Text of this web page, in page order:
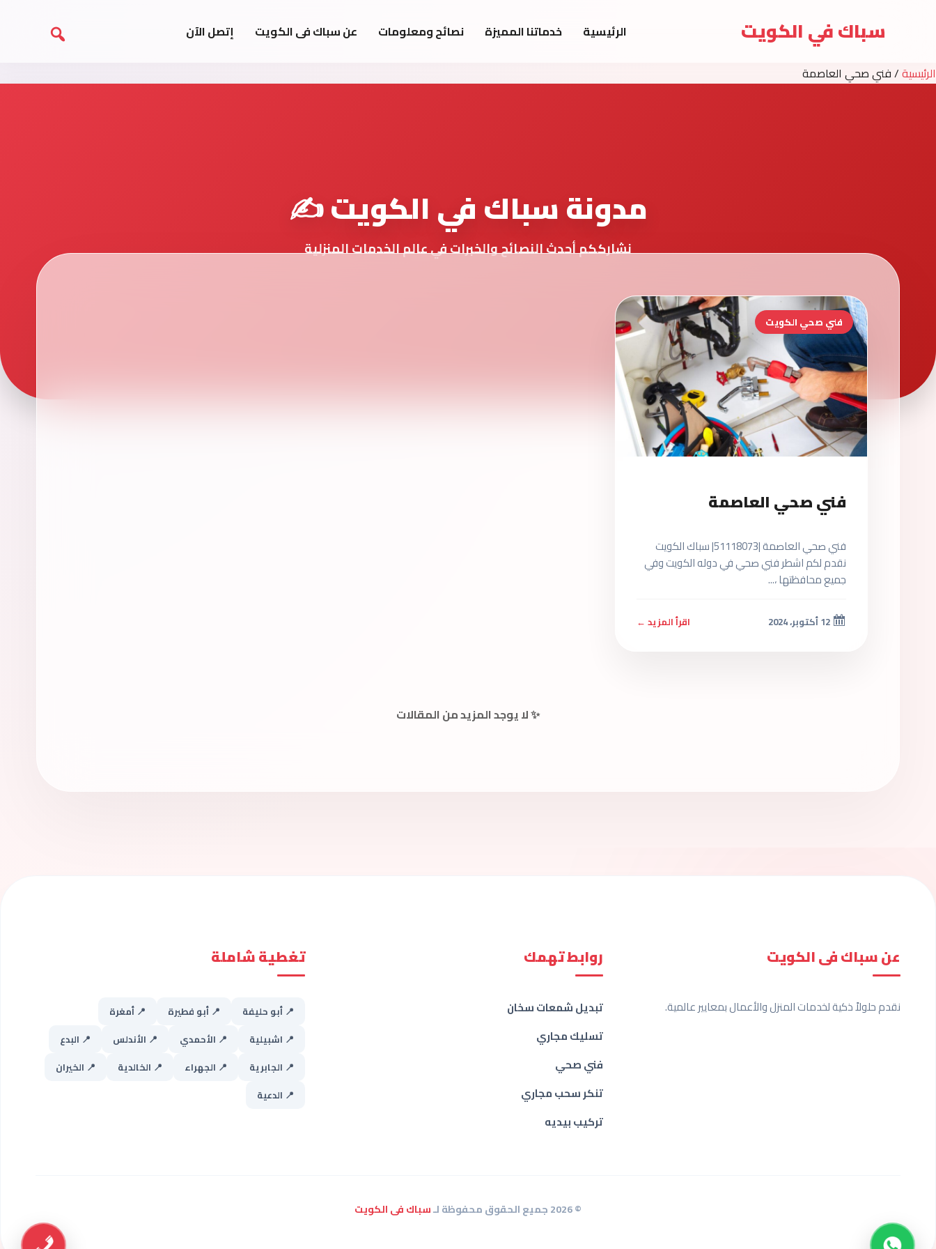
سباك في الكويت الرئيسية خدماتنا المميزة نصائح ومعلومات عن سباك فى الكويت إتصل الآن
الرئيسية/فني صحي العاصمة
مدونة سباك في الكويت ✍️
نشارككم أحدث النصائح والخبرات في عالم الخدمات المنزلية
فني صحي الكويت
فني صحي العاصمة
فني صحي العاصمة |51118073| سباك الكويت
نقدم لكم اشطر فني صحي في دوله الكويت وفي
جميع محافظتها ،...
اقرأ المزيد ←
✨ لا يوجد المزيد من المقالات
عن سباك فى الكويت
نقدم حلولاً ذكية لخدمات المنزل والأعمال بمعايير عالمية.
روابط تهمك
تبديل شمعات سخان
تسليك مجاري
فني صحي
تنكر سحب مجاري
تركيب بيديه
تغطية شاملة
📍 أبو حليفة 📍 أبو فطيرة
📍 أمغرة
📍 اشبيلية
📍 الأحمدي 📍 الأندلس
📍 البدع
📍 الجابرية
📍 الجهراء 📍 الخالدية
📍 الخيران
📍 الدعية
© 2026 جميع الحقوق محفوظة لـ سباك فى الكويت